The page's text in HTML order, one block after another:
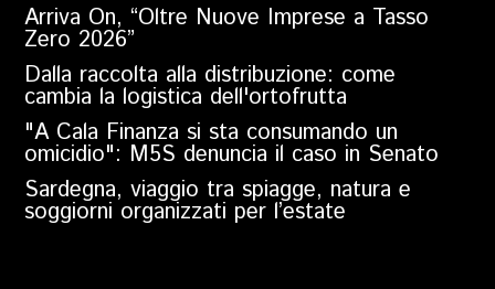
Arriva On, “Oltre Nuove Imprese a Tasso
Zero 2026”
Dalla raccolta alla distribuzione: come
cambia la logistica dell'ortofrutta
"A Cala Finanza si sta consumando un
omicidio": M5S denuncia il caso in Senato
Sardegna, viaggio tra spiagge, natura e
soggiorni organizzati per l’estate